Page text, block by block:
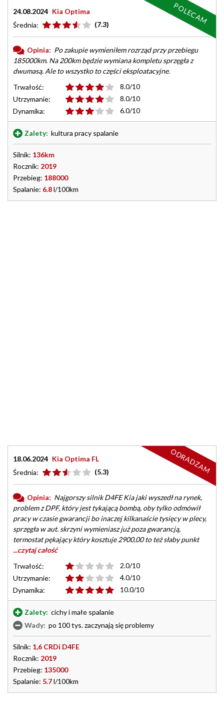
24.08.2024 Kia Optima
Średnia:
(7.3)
Opinia: Po zakupie wymieniłem rozrząd przy przebiegu
185000km. Na 200km będzie wymiana kompletu sprzęgła z
dwumasą. Ale to wszystko to części eksploatacyjne.
Trwałość:
8.0/10
Utrzymanie:
8.0/10
Dynamika:
6.0/10
Zalety: kultura pracy spalanie
Silnik: 136km
Rocznik: 2019
Przebieg: 188000
Spalanie: 6.8l/100km
POLECAM
18.06.2024 Kia Optima FL
Średnia:
(5.3)
Opinia: Najgorszy silnik D4FE Kia jaki wyszedł na rynek,
problem z DPF, który jest tykającą bombą, oby tylko odmówił
pracy w czasie gwarancji bo inaczej kilkanaście tysięcy w plecy,
sprzęgła w aut. skrzyni wymieniasz już poza gwarancją,
termostat pękający który kosztuje 2900,00 to też słaby punkt
...czytaj całość
Trwałość:
2.0/10
Utrzymanie:
4.0/10
Dynamika:
10.0/10
Zalety: cichy i małe spalanie
Wady: po 100 tys. zaczynają się problemy
Silnik: 1,6 CRDi D4FE
Rocznik: 2019
Przebieg: 135000
Spalanie: 5.7l/100km
ODRADZAM